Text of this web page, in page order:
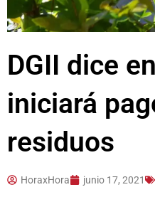
DGII dice
iniciará
residuos
HoraxHora junio 17, 2021